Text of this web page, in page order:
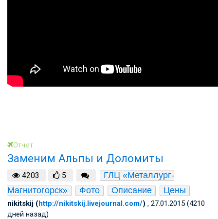
Отчет
Заменим Альпы и Доломиты
4203 5
ГЛЦ «Металлург-
Магнитогорск»
Фото Описание Цены
nikitskij (http://nikitskij.livejournal.com/) , 27.01.2015 (4210
дней назад)